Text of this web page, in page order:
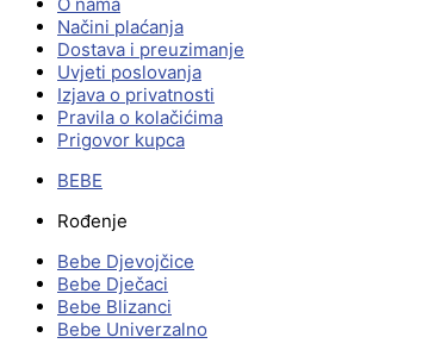
Načini plaćanja
Dostava i preuzimanje
Uvjeti poslovanja
Izjava o privatnosti
Pravila o kolačićima
Prigovor kupca
BEBE
Rođenje
Bebe Djevojčice
Bebe Dječaci
Bebe Blizanci
Bebe Univerzalno